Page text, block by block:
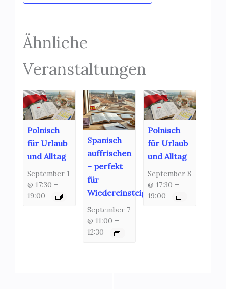
Ähnliche
Veranstaltungen
Polnisch
für Urlaub
und Alltag
September 1
@ 17:30 –
19:00
Spanisch
auffrischen
– perfekt
für
Wiedereinsteiger!
September 7
@ 11:00 –
12:30
Polnisch
für Urlaub
und Alltag
September 8
@ 17:30 –
19:00